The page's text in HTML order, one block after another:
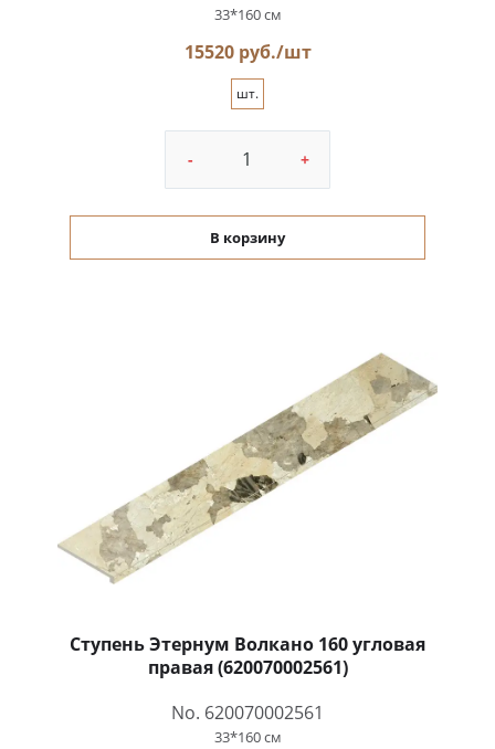
33*160 см
15520 руб./шт
шт.
- +
В корзину
Ступень Этернум Волкано 160 угловая
правая (620070002561)
No. 620070002561
33*160 см